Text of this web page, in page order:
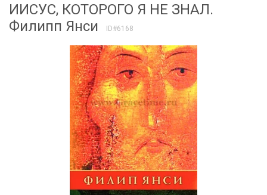
ИИСУС, КОТОРОГО Я НЕ ЗНАЛ.
Филипп Янси
ID#6168